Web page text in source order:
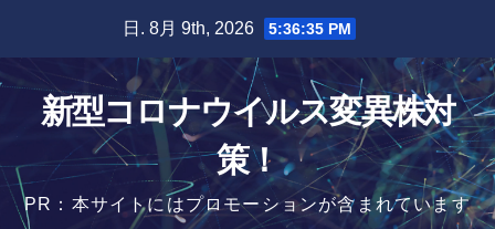
content
日. 8月 9th, 2026 5:36:36 PM
新型コロナウイルス変異株対
策！
PR：本サイトにはプロモーションが含まれています